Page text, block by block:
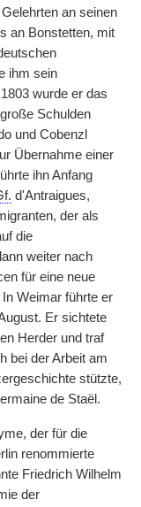
an seinen
s an Bonstetten, mit
ihm sein
wurde er das
Schulden
und Cobenzl
Übernahme einer
ihn Anfang
d'Antraigues,
der als
die
weiter nach
für eine neue
Weimar führte er
Er sichtete
Herder und traf
bei der Arbeit am
stützte,
de Staël.
der für die
renommierte
Friedrich Wilhelm
der